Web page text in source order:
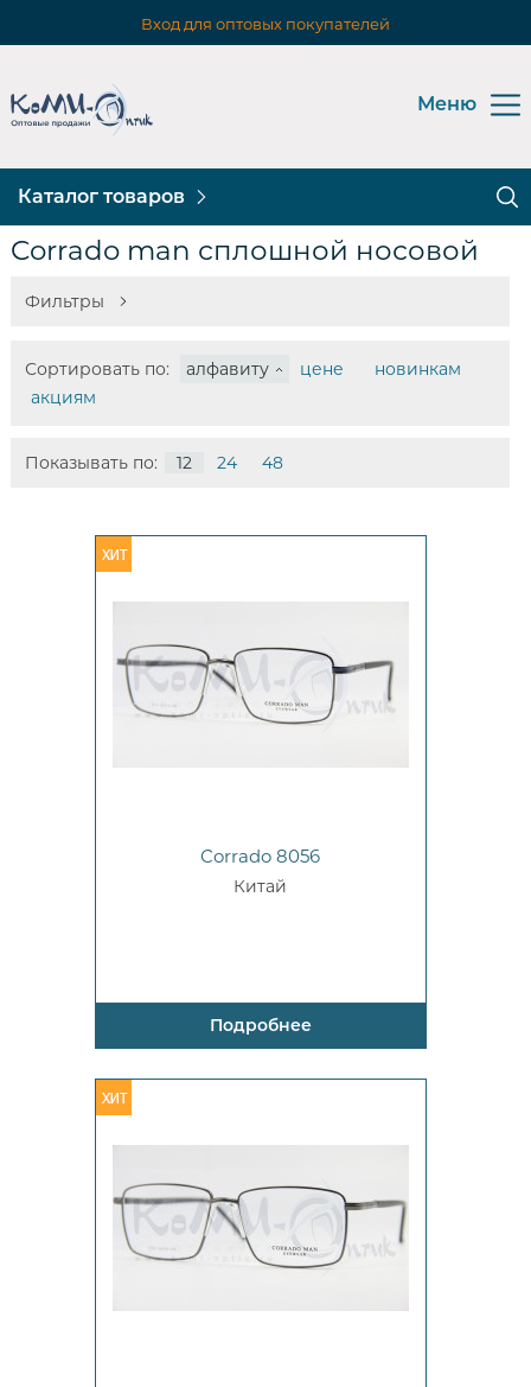
Вход для оптовых покупателей
Меню
Каталог товаров
Corrado man сплошной носовой
Фильтры
Сортировать по: алфавиту цене
новинкам
акциям
Показывать по: 12 24 48
Corrado 8056
Китай
Подробнее